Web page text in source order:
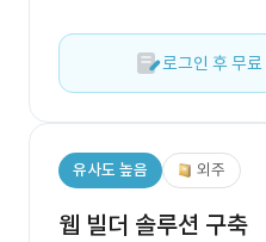
로그인 후 무
유사도 높음 외주
웹 빌더 솔루션 구축